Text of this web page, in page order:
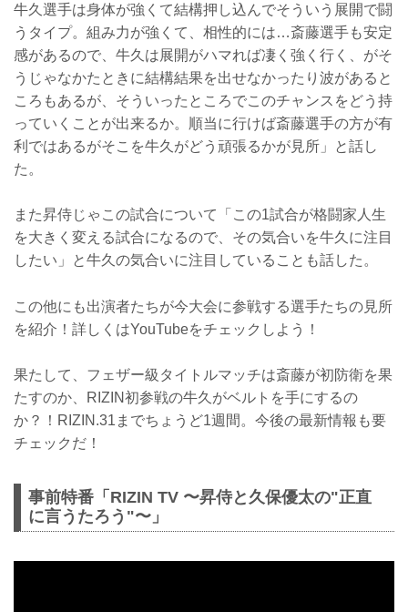
牛久選手は身体が強くて結構押し込んでそういう展開で闘
うタイプ。組み力が強くて、相性的には…斎藤選手も安定
感があるので、牛久は展開がハマれば凄く強く行く、がそ
うじゃなかたときに結構結果を出せなかったり波があると
ころもあるが、そういったところでこのチャンスをどう持
っていくことが出来るか。順当に行けば斎藤選手の方が有
利ではあるがそこを牛久がどう頑張るかが見所」と話し
た。
また昇侍じゃこの試合について「この1試合が格闘家人生
を大きく変える試合になるので、その気合いを牛久に注目
したい」と牛久の気合いに注目していることも話した。
この他にも出演者たちが今大会に参戦する選手たちの見所
を紹介！詳しくはYouTubeをチェックしよう！
果たして、フェザー級タイトルマッチは斎藤が初防衛を果
たすのか、RIZIN初参戦の牛久がベルトを手にするの
か？！RIZIN.31までちょうど1週間。今後の最新情報も要
チェックだ！
事前特番「RIZIN TV 〜昇侍と久保優太の"正直
に言うたろう"〜」